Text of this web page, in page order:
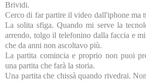
Brividi.
Cerco di far partire il video dall'iphone ma
La solita sfiga. Quando mi serve la
arrendo, tolgo il telefonino dalla faccia e
che da anni non ascoltavo più.
La partita comincia e proprio non puoi
una partita che farà la storia.
Una partita che chissà quando rivedrai.